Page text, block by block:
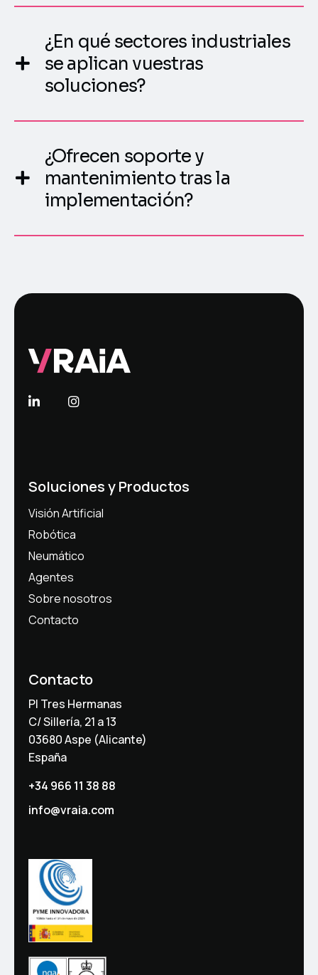
¿En qué sectores industriales
se aplican vuestras
soluciones?
¿Ofrecen soporte y
mantenimiento tras la
implementación?
Soluciones y Productos
Visión Artificial
Robótica
Neumático
Agentes
Sobre nosotros
Contacto
Contacto
PI Tres Hermanas
C/ Sillería, 21 a 13
03680 Aspe (Alicante)
España
+34 966 11 38 88
info@vraia.com